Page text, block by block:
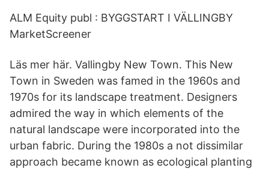
ALM Equity publ : BYGGSTART I VÄLLINGBY
MarketScreener
Läs mer här. Vallingby New Town. This New
Town in Sweden was famed in the 1960s and
1970s for its landscape treatment. Designers
admired the way in which elements of the
natural landscape were incorporated into the
urban fabric. During the 1980s a not dissimilar
approach became known as ecological planting